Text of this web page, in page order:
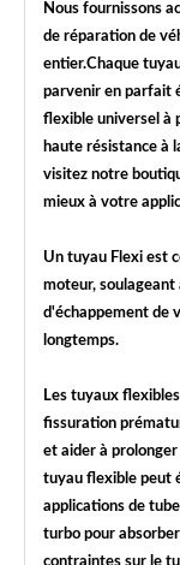
Nous fournissons
de réparation de
entier.Chaque
parvenir en parfait
flexible universel à
haute résistance à
visitez notre
mieux à votre
Un tuyau Flexi est
moteur, soulageant
d'échappement de
longtemps.
Les tuyaux
fissuration
et aider à
tuyau flexible peut
applications de
turbo pour